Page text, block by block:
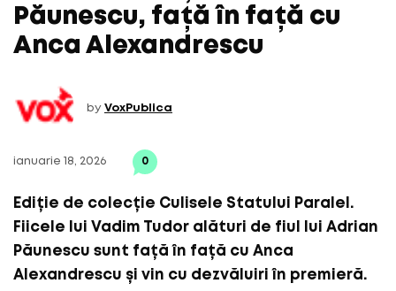
Păunescu, față în față cu
Anca Alexandrescu
by VoxPublica
ianuarie 18, 2026 0
Ediție de colecție Culisele Statului Paralel.
Fiicele lui Vadim Tudor alături de fiul lui Adrian
Păunescu sunt față în față cu Anca
Alexandrescu și vin cu dezvăluiri în premieră.